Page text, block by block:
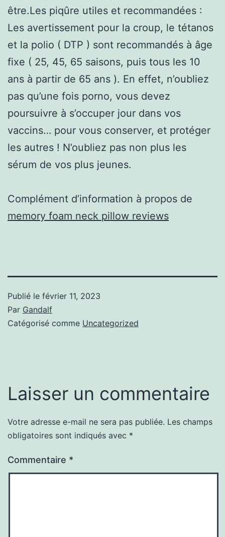
être.Les piqûre utiles et recommandées :
Les avertissement pour la croup, le tétanos
et la polio ( DTP ) sont recommandés à âge
fixe ( 25, 45, 65 saisons, puis tous les 10
ans à partir de 65 ans ). En effet, n’oubliez
pas qu’une fois porno, vous devez
poursuivre à s’occuper jour dans vos
vaccins… pour vous conserver, et protéger
les autres ! N’oubliez pas non plus les
sérum de vos plus jeunes.
Complément d’information à propos de
memory foam neck pillow reviews
Publié le février 11, 2023
Par Gandalf
Catégorisé comme Uncategorized
Laisser un commentaire
Votre adresse e-mail ne sera pas publiée. Les champs
obligatoires sont indiqués avec *
Commentaire *